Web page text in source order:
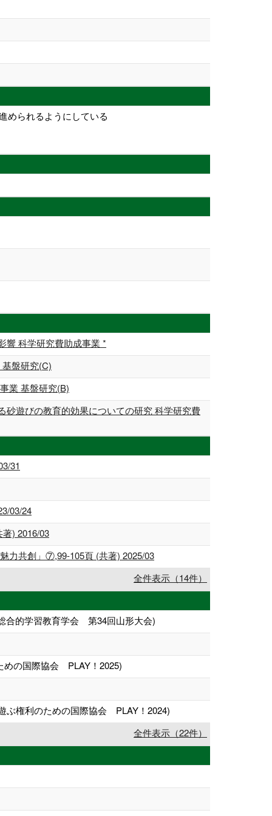
められるようにしている
響 科学研究費助成事業 *
盤研究(C)
業 基盤研究(B)
遊びの教育的効果についての研究 科学研究費
31
03/24
) 2016/03
力共創」⑦,99-105頁 (共著) 2025/03
全件表示（14件）
合的学習教育学会 第34回山形大会)
めの国際協会 PLAY！2025)
ぶ権利のための国際協会 PLAY！2024)
全件表示（22件）